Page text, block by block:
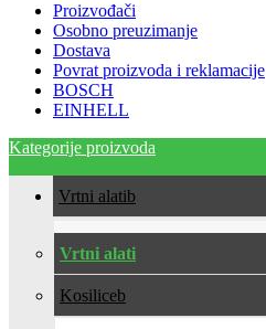
Proizvođači
Osobno preuzimanje
Dostava
Povrat proizvoda i reklamacije
BOSCH
EINHELL
Kategorije proizvoda
Vrtni alati
Vrtni alati
Kosilice